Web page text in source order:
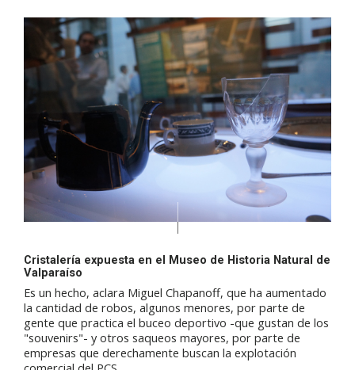
Cristalería expuesta en el Museo de Historia Natural de
Valparaíso
Es un hecho, aclara Miguel Chapanoff, que ha aumentado
la cantidad de robos, algunos menores, por parte de
gente que practica el buceo deportivo -que gustan de los
"souvenirs"- y otros saqueos mayores, por parte de
empresas que derechamente buscan la explotación